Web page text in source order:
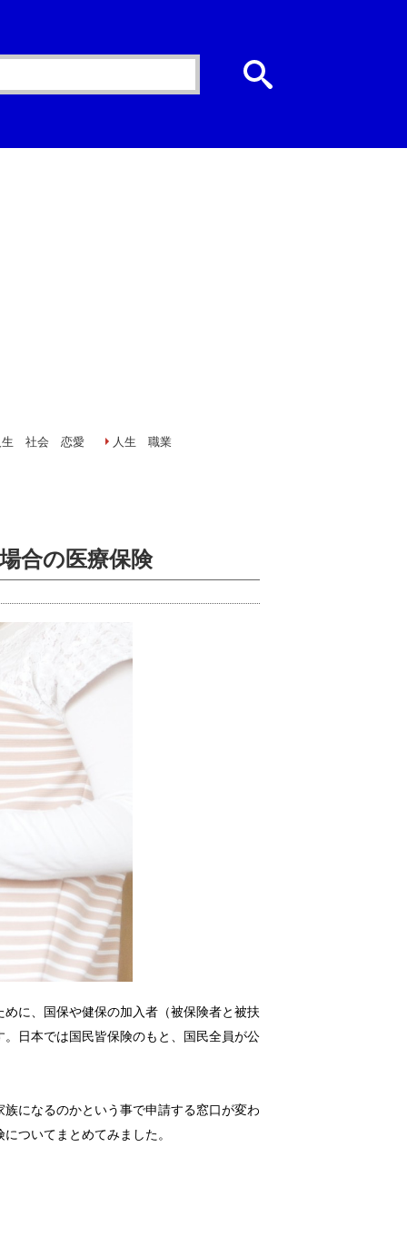
生 社会 恋愛
人生 職業
合の医療保険
に、国保や健保の加入者（被保険者と被扶
日本では国民皆保険のもと、国民全員が公
になるのかという事で申請する窓口が変わ
ついてまとめてみました。